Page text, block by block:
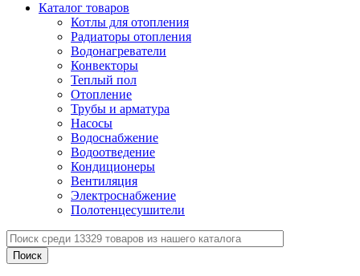
Каталог товаров
Котлы для отопления
Радиаторы отопления
Водонагреватели
Конвекторы
Теплый пол
Отопление
Трубы и арматура
Насосы
Водоснабжение
Водоотведение
Кондиционеры
Вентиляция
Электроснабжение
Полотенцесушители